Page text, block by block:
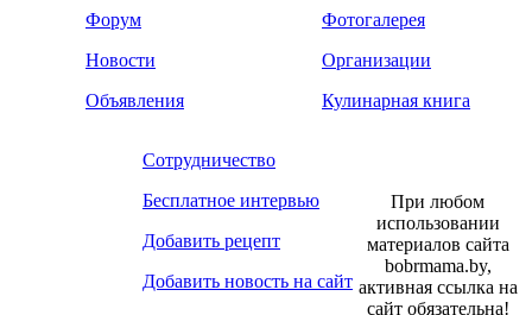
Форум
Новости
Объявления
Фотогалерея
Организации
Кулинарная книга
Сотрудничество
Бесплатное интервью
Добавить рецепт
Добавить новость на сайт
При любом
использовании
материалов сайта
bobrmama.by,
активная ссылка на
сайт обязательна!